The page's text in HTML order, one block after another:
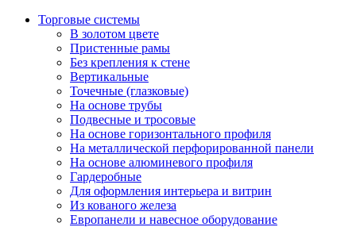
Торговые системы
В золотом цвете
Пристенные рамы
Без крепления к стене
Вертикальные
Точечные (глазковые)
На основе трубы
Подвесные и тросовые
На основе горизонтального профиля
На металлической перфорированной панели
На основе алюминевого профиля
Гардеробные
Для оформления интерьера и витрин
Из кованого железа
Европанели и навесное оборудование